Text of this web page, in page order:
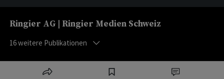
Ringier AG | Ringier Medien Schweiz
16weitere Publikationen